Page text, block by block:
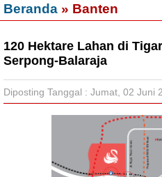
Beranda » Banten
120 Hektare Lahan di
Serpong-Balaraja
Diposting Tanggal : Jumat, 02 Juni